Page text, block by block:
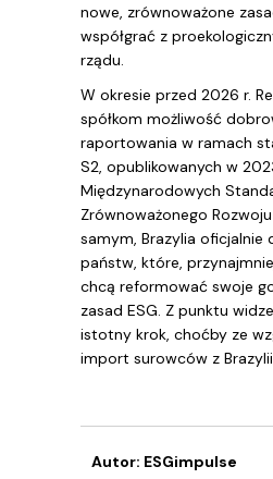
nowe, zrównoważone
współgrać z
rządu.
W okresie przed 2026 r.
spółkom możliwość
raportowania w ramach
S2, opublikowanych w
Międzynarodowych
Zrównoważonego Rozwoju
samym, Brazylia oficjalnie
państw, które,
chcą reformować swoje
zasad ESG. Z punktu
istotny krok, choćby ze
import surowców z
Autor: ESGimpulse